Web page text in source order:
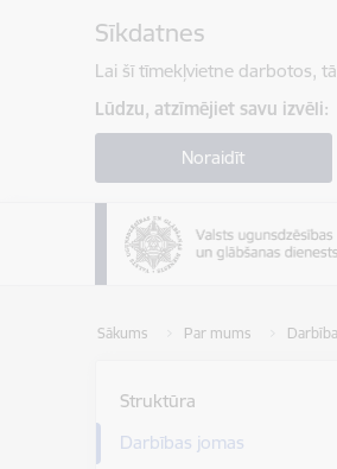
Sīkdatnes
Lai šī tīmekļvietne darbotos,
Lūdzu, atzīmējiet savu izvēli:
Noraidīt
Sākums Par mums
Struktūra
Darbības jomas